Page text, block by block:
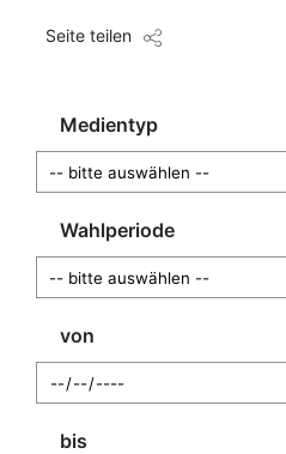
Seite teilen
Medientyp
Wahlperiode
von
bis